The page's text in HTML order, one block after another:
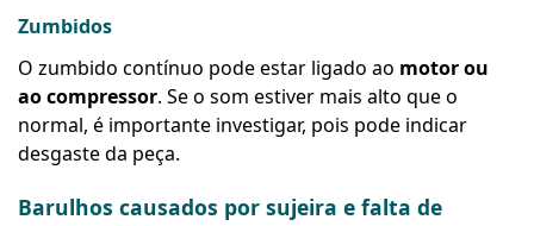
Zumbidos
O zumbido contínuo pode estar ligado ao motor ou
ao compressor. Se o som estiver mais alto que o
normal, é importante investigar, pois pode indicar
desgaste da peça.
Barulhos causados por sujeira e falta de